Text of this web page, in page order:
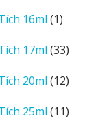
16ml 11
phẩm
17ml 3333
phẩm
20ml 1212
phẩm
25ml 1111